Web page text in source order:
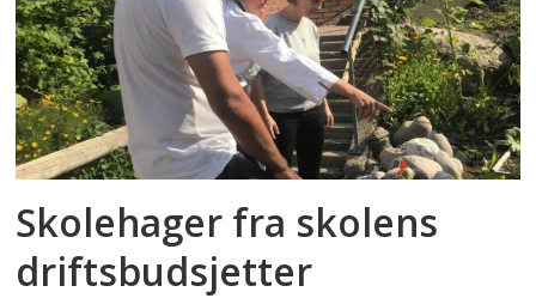
Skolehager fra skolens
driftsbudsjetter